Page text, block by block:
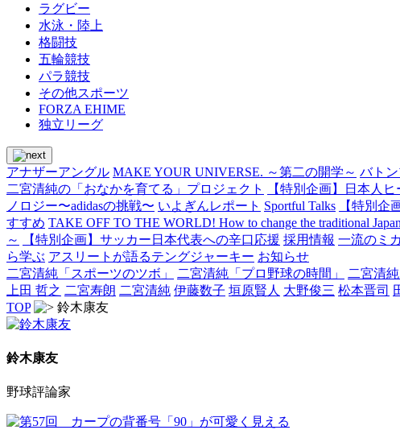
ラグビー
水泳・陸上
格闘技
五輪競技
パラ競技
その他スポーツ
FORZA EHIME
独立リーグ
アナザーアングル MAKE YOUR UNIVERSE. ～第二の開学～ バト
二宮清純の「おなかを育てる」プロジェクト
【特別企画】日本人
ノロジー〜adidasの挑戦〜 いよぎんレポート Sportful Talks 【特別企
すすめ TAKE OFF TO THE WORLD! How to change the traditional
～
【特別企画】サッカー日本代表への辛口応援 採用情報 一流のミ
ら学ぶ アスリートが語るテングジャーキー お知らせ
二宮清純「スポーツのツボ」
二宮清純「プロ野球の時間」 二宮清
上田 哲之 二宮寿朗 二宮清純 伊藤数子 垣原賢人 大野俊三 松本晋司
TOP
鈴木康友
鈴木康友
野球評論家